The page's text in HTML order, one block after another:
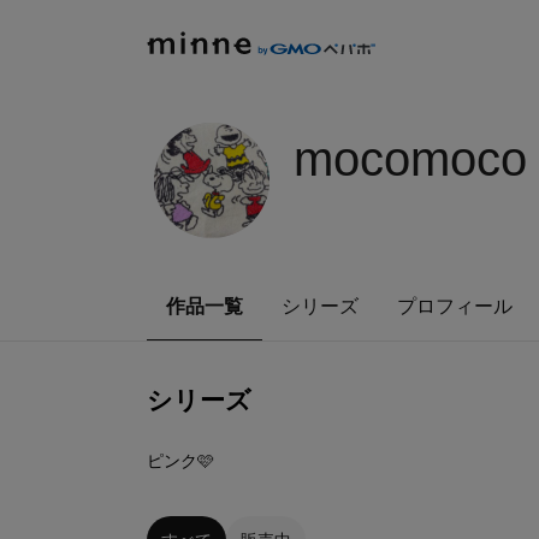
mocomoco
作品一覧 シリーズ プロフィール
シリーズ
ピンク🩷